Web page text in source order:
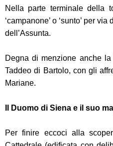
Nella parte terminale della
‘campanone’ o ‘sunto’ per
dell’Assunta.
Degna di menzione anche
Taddeo di Bartolo, con gli
Mariane.
Il Duomo di Siena e il suo
Per finire eccoci alla